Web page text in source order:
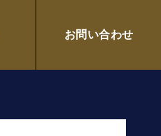
お問い合わせ